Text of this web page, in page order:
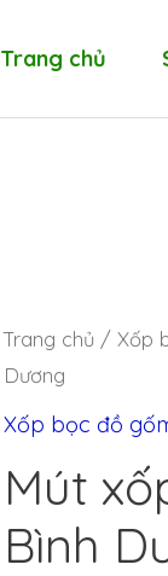
Trang chủ
Trang chủ /Xốp
Dương
Xốp bọc đồ
Mút
Bình